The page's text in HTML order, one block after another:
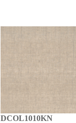
DCOL1010KN